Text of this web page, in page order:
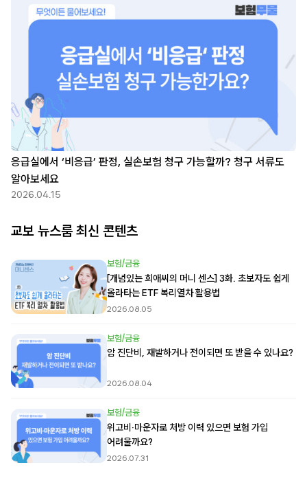
응급실에서 ‘비응급’ 판정, 실손보험 청구 가능할까? 청구 서류도
알아보세요
2026.04.15
교보 뉴스룸 최신 콘텐츠
보험/금융
[개념있는 희애씨의 머니 센스] 3화. 초보자도 쉽게
올라타는 ETF 복리열차 활용법
2026.08.05
보험/금융
암 진단비, 재발하거나 전이되면 또 받을 수 있나요?
2026.08.04
보험/금융
위고비·마운자로 처방 이력 있으면 보험 가입
어려울까요?
2026.07.31